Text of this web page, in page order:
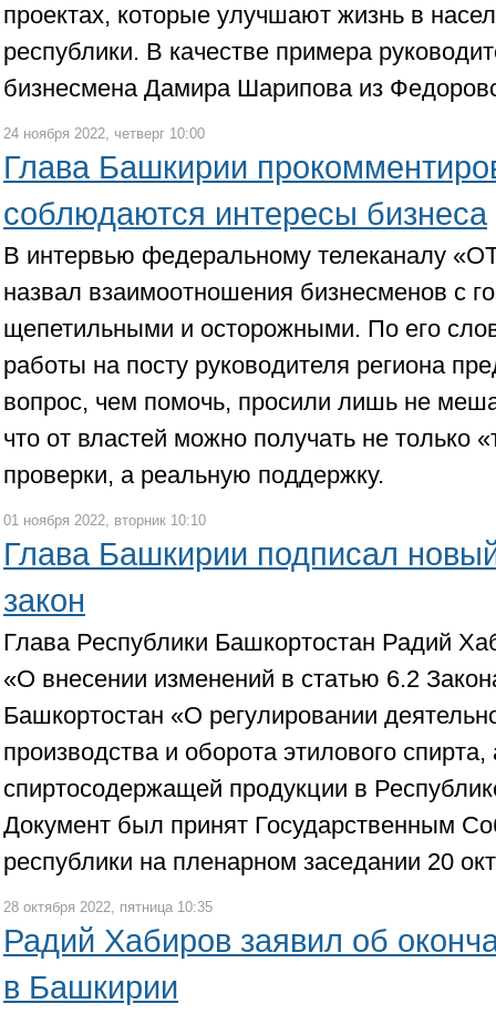
проектах, которые улучшают жизнь в
республики. В качестве примера
бизнесмена Дамира Шарипова из
24 ноября 2022, четверг 10:00
Глава Башкирии
соблюдаются интересы бизнеса
В интервью федеральному телеканалу
назвал взаимоотношения бизнесменов с
щепетильными и осторожными. По его
работы на посту руководителя региона
вопрос, чем помочь, просили лишь не
что от властей можно получать не только
проверки, а реальную поддержку.
01 ноября 2022, вторник 10:10
Глава Башкирии подписал
закон
Глава Республики Башкортостан Радий
«О внесении изменений в статью 6.2
Башкортостан «О регулировании
производства и оборота этилового спирта,
спиртосодержащей продукции в
Документ был принят Государственным
республики на пленарном заседании 20
28 октября 2022, пятница 10:35
Радий Хабиров заявил об
в Башкирии